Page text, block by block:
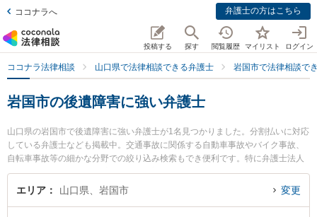
ココナラへ 弁護士の方はこちら
投稿する 探す 閲覧履歴 マイリスト ログイン
ココナラ法律相談 山口県で法律相談できる弁護士 岩国市で法律相談で
岩国市の後遺障害に強い弁護士
山口県の岩国市で後遺障害に強い弁護士が1名見つかりました。分割払いに対応
している弁護士なども掲載中。交通事故に関係する自動車事故やバイク事故、
自転車事故等の細かな分野での絞り込み検索もでき便利です。特に弁護士法人
森重法律事務所の舛本 行広弁護士のプロフィール情報や弁護士費用、強みなど
が注目されています。『岩国市で土日や夜間に発生した後遺障害のトラブルを
エリア 山口県、岩国市 変更